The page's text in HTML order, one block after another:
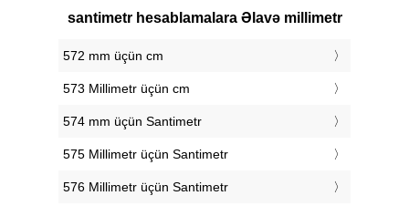
santimetr hesablamalara Əlavə millimetr
572 mm üçün cm
573 Millimetr üçün cm
574 mm üçün Santimetr
575 Millimetr üçün Santimetr
576 Millimetr üçün Santimetr